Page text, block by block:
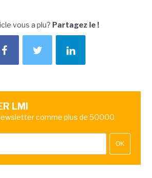
vous a plu? Partagez le !
LMI
comme plus de 50000
OK